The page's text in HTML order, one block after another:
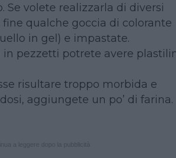
Se volete realizzarla di diversi
qualche goccia di colorante
in gel) e impastate.
pezzetti potrete avere
risultare troppo morbida e
aggiungete un po’ di farina.